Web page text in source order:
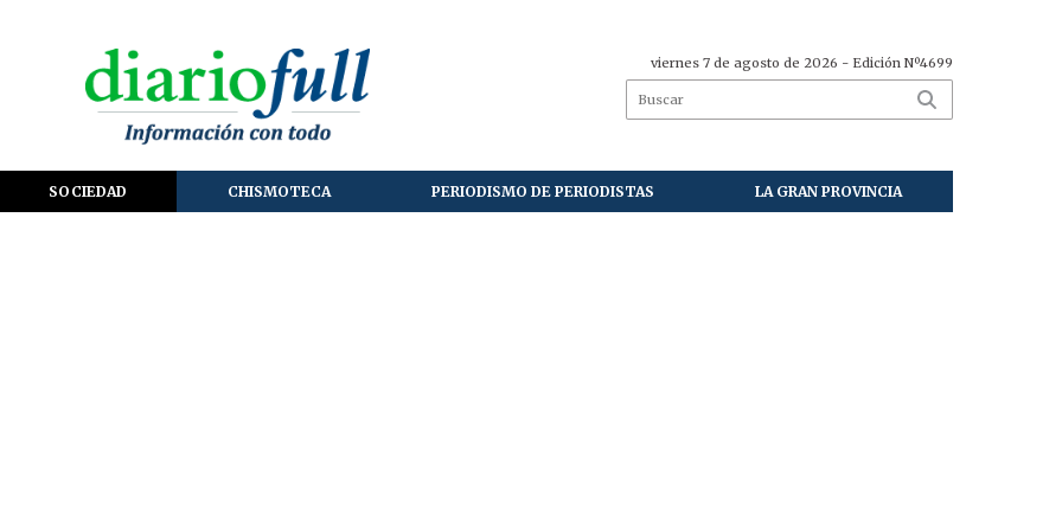
viernes 7 de agosto de 2026 - Edición Nº4699
SOCIEDAD CHISMOTECA PERIODISMO DE PERIODISTAS LA GRAN PROVINCIA